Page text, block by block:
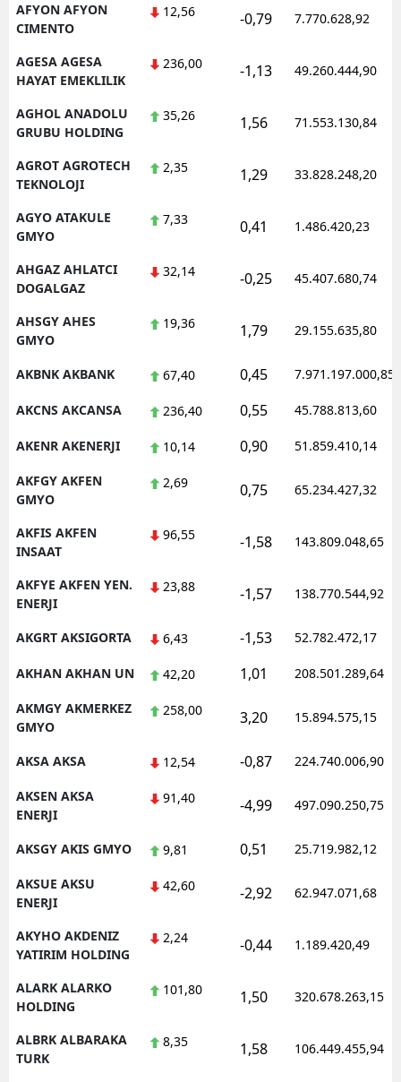
AFYON AFYON
CIMENTO
12,56 -0,79 7.770.628,92
AGESA AGESA
HAYAT EMEKLILIK
236,00 -1,13 49.260.444,90
AGHOL ANADOLU
GRUBU HOLDING
35,26 1,56 71.553.130,84
AGROT AGROTECH
TEKNOLOJI
2,35 1,29 33.828.248,20
AGYO ATAKULE
GMYO
7,33 0,41 1.486.420,23
AHGAZ AHLATCI
DOGALGAZ
32,14 -0,25 45.407.680,74
AHSGY AHES
GMYO
19,36 1,79 29.155.635,80
AKBNK AKBANK 67,40 0,45 7.971.197.000,85
AKCNS AKCANSA 236,40 0,55 45.788.813,60
AKENR AKENERJI 10,14 0,90 51.859.410,14
AKFGY AKFEN
GMYO
2,69 0,75 65.234.427,32
AKFIS AKFEN
INSAAT
96,55 -1,58 143.809.048,65
AKFYE AKFEN YEN.
ENERJI
23,88 -1,57 138.770.544,92
AKGRT AKSIGORTA 6,43 -1,53 52.782.472,17
AKHAN AKHAN UN 42,20 1,01 208.501.289,64
AKMGY AKMERKEZ
GMYO
258,00 3,20 15.894.575,15
AKSA AKSA 12,54 -0,87 224.740.006,90
AKSEN AKSA
ENERJI
91,40 -4,99 497.090.250,75
AKSGY AKIS GMYO 9,81 0,51 25.719.982,12
AKSUE AKSU
ENERJI
42,60 -2,92 62.947.071,68
AKYHO AKDENIZ
YATIRIM HOLDING
2,24 -0,44 1.189.420,49
ALARK ALARKO
HOLDING
101,80 1,50 320.678.263,15
ALBRK ALBARAKA
TURK
8,35 1,58 106.449.455,94